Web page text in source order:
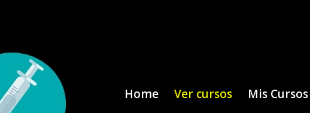
Home Ver cursos Mis Cursos